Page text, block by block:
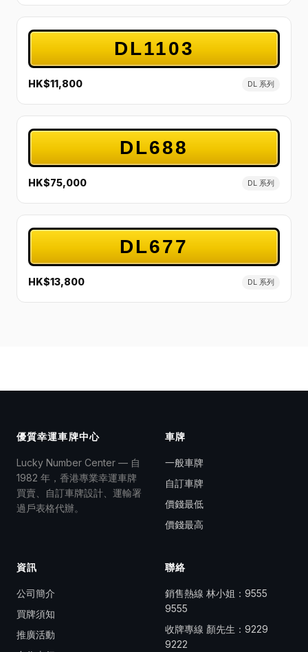
DL1103
HK$11,800 DL 系列
DL688
HK$75,000 DL 系列
DL677
HK$13,800 DL 系列
優質幸運車牌中心
Lucky Number Center — 自
1982 年，香港專業幸運車牌
買賣、自訂車牌設計、運輸署
過戶表格代辦。
車牌
一般車牌
自訂車牌
價錢最低
價錢最高
資訊
公司簡介
買牌須知
推廣活動
聯絡
銷售熱線 林小姐： 9555
9555
收牌專線 顏先生： 9229
9222